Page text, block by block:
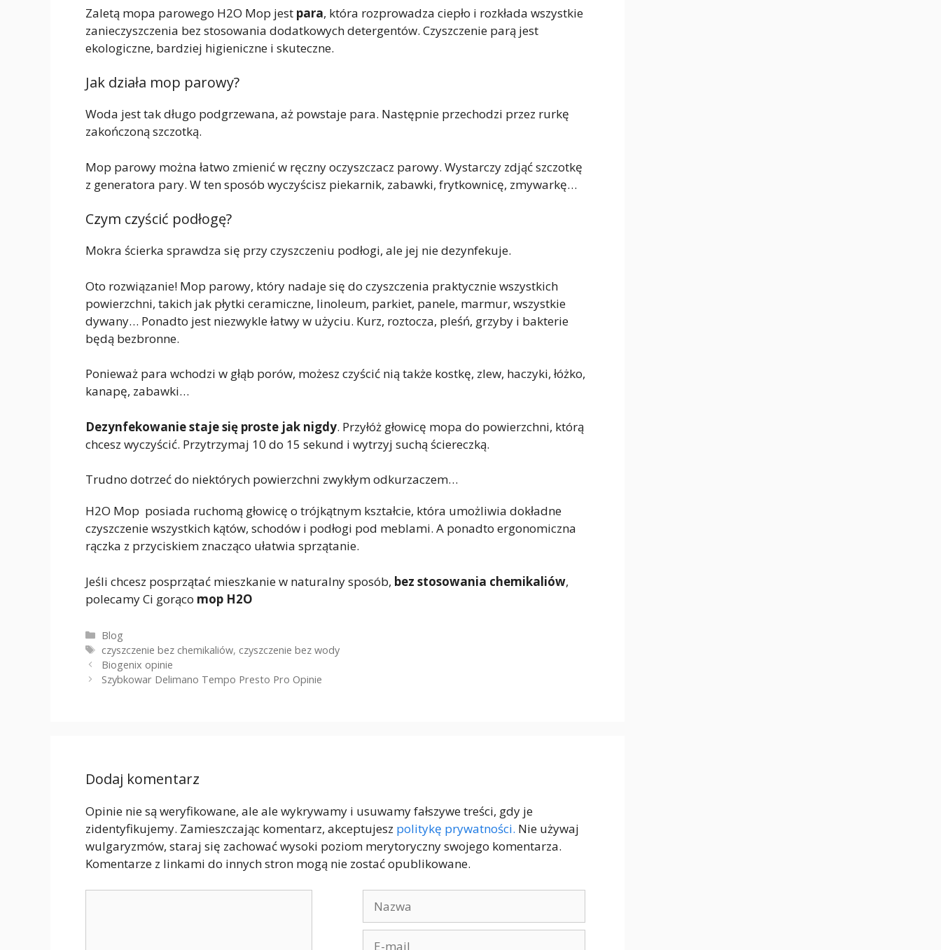
Zaletą mopa parowego H2O Mop jest para, która rozprowadza ciepło i rozkłada wszystkie
zanieczyszczenia bez stosowania dodatkowych detergentów. Czyszczenie parą jest
ekologiczne, bardziej higieniczne i skuteczne.
Jak działa mop parowy?
Woda jest tak długo podgrzewana, aż powstaje para. Następnie przechodzi przez rurkę
zakończoną szczotką.
Mop parowy można łatwo zmienić w ręczny oczyszczacz parowy. Wystarczy zdjąć szczotkę
z generatora pary. W ten sposób wyczyścisz piekarnik, zabawki, frytkownicę, zmywarkę…
Czym czyścić podłogę?
Mokra ścierka sprawdza się przy czyszczeniu podłogi, ale jej nie dezynfekuje.
Oto rozwiązanie! Mop parowy, który nadaje się do czyszczenia praktycznie wszystkich
powierzchni, takich jak płytki ceramiczne, linoleum, parkiet, panele, marmur, wszystkie
dywany… Ponadto jest niezwykle łatwy w użyciu. Kurz, roztocza, pleśń, grzyby i bakterie
będą bezbronne.
Ponieważ para wchodzi w głąb porów, możesz czyścić nią także kostkę, zlew, haczyki, łóżko,
kanapę, zabawki…
Dezynfekowanie staje się proste jak nigdy. Przyłóż głowicę mopa do powierzchni, którą
chcesz wyczyścić. Przytrzymaj 10 do 15 sekund i wytrzyj suchą ściereczką.
Trudno dotrzeć do niektórych powierzchni zwykłym odkurzaczem…
H2O Mop posiada ruchomą głowicę o trójkątnym kształcie, która umożliwia dokładne
czyszczenie wszystkich kątów, schodów i podłogi pod meblami. A ponadto ergonomiczna
rączka z przyciskiem znacząco ułatwia sprzątanie.
Jeśli chcesz posprzątać mieszkanie w naturalny sposób, bez stosowania chemikaliów,
polecamy Ci gorąco mop H2O
Kategorie
Blog
Tagi
czyszczenie bez chemikaliów, czyszczenie bez wody
Biogenix opinie
Szybkowar Delimano Tempo Presto Pro Opinie
Dodaj komentarz
Opinie nie są weryfikowane, ale ale wykrywamy i usuwamy fałszywe treści, gdy je
zidentyfikujemy. Zamieszczając komentarz, akceptujesz politykę prywatności. Nie używaj
wulgaryzmów, staraj się zachować wysoki poziom merytoryczny swojego komentarza.
Komentarze z linkami do innych stron mogą nie zostać opublikowane.